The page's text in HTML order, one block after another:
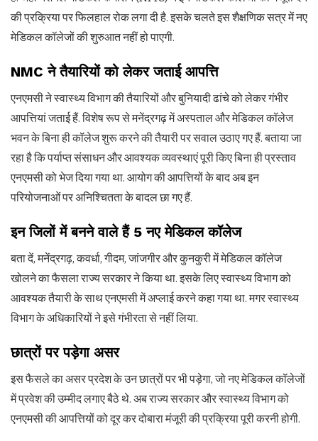
की प्रक्रिया पर फिलहाल रोक लगा दी है. इसके चलते इस शैक्षणिक सत्र में नए
मेडिकल कॉलेजों की शुरुआत नहीं हो पाएगी.
NMC ने तैयारियों को लेकर जताई आपत्ति
एनएमसी ने स्वास्थ्य विभाग की तैयारियों और बुनियादी ढांचे को लेकर गंभीर
आपत्तियां जताई हैं. विशेष रूप से मनेंद्रगढ़ में अस्पताल और मेडिकल कॉलेज
भवन के बिना ही कॉलेज शुरू करने की तैयारी पर सवाल उठाए गए हैं. बताया जा
रहा है कि पर्याप्त संसाधन और आवश्यक व्यवस्थाएं पूरी किए बिना ही प्रस्ताव
एनएमसी को भेज दिया गया था. आयोग की आपत्तियों के बाद अब इन
परियोजनाओं पर अनिश्चितता के बादल छा गए हैं.
इन जिलों में बनने वाले हैं 5 नए मेडिकल कॉलेज
बता दें, मनेंद्रगढ़, कवर्धा, गीदम, जांजगीर और कुनकुरी में मेडिकल कॉलेज
खोलने का फैसला राज्य सरकार ने किया था. इसके लिए स्वास्थ्य विभाग को
आवश्यक तैयारी के साथ एनएमसी में अप्लाई करने कहा गया था. मगर स्वास्थ्य
विभाग के अधिकारियों ने इसे गंभीरता से नहीं लिया.
छात्रों पर पड़ेगा असर
इस फैसले का असर प्रदेश के उन छात्रों पर भी पड़ेगा, जो नए मेडिकल कॉलेजों
में प्रवेश की उम्मीद लगाए बैठे थे. अब राज्य सरकार और स्वास्थ्य विभाग को
एनएमसी की आपत्तियों को दूर कर दोबारा मंजूरी की प्रक्रिया पूरी करनी होगी.